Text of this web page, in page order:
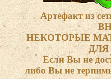
Артефакт из
НЕКОТОРЫЕ
ДЛЯ
Если Вы не
либо Вы не